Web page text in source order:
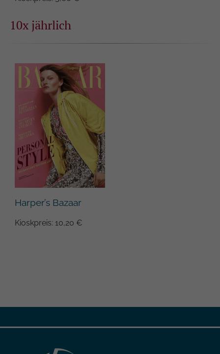
10x jährlich
Harper’s Bazaar
Kioskpreis: 10,20 €